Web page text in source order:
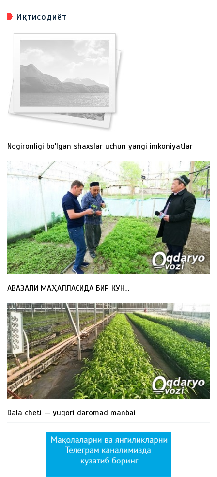
Иқтисодиёт
Nogironligi bo'lgan shaxslar uchun yangi imkoniyatlar
АВАЗАЛИ МАҲАЛЛАСИДА БИР КУН…
Dala cheti — yuqori daromad manbai